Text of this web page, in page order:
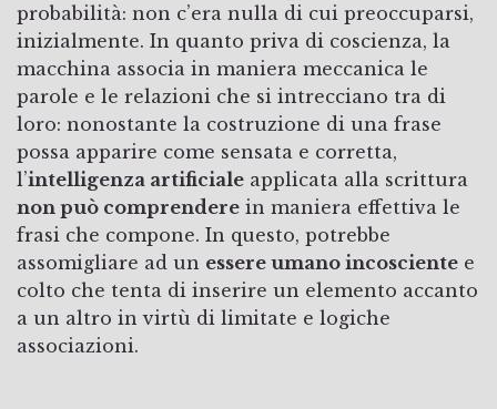
probabilità: non c’era nulla di cui preoccuparsi,
inizialmente. In quanto priva di coscienza, la
macchina associa in maniera meccanica le
parole e le relazioni che si intrecciano tra di
loro: nonostante la costruzione di una frase
possa apparire come sensata e corretta,
l’intelligenza artificiale applicata alla scrittura
non può comprendere in maniera effettiva le
frasi che compone. In questo, potrebbe
assomigliare ad un essere umano incosciente e
colto che tenta di inserire un elemento accanto
a un altro in virtù di limitate e logiche
associazioni.